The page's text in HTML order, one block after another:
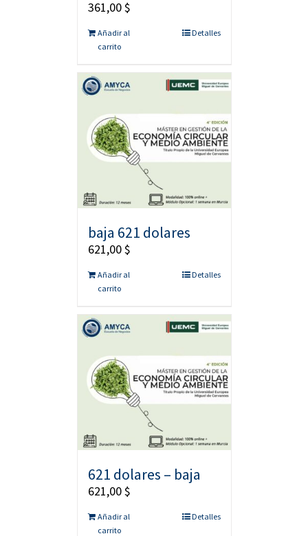
361,00$
Añadir al
carrito
Detalles
baja 621 dolares
621,00$
Añadir al
carrito
Detalles
621 dolares – baja
621,00$
Añadir al
carrito
Detalles